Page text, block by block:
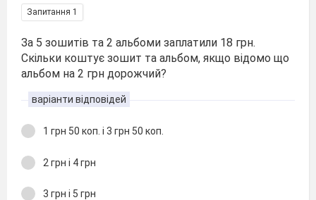
Запитання 1
За 5 зошитів та 2 альбоми заплатили 18 грн.
Скільки коштує зошит та альбом, якщо відомо що
альбом на 2 грн дорожчий?
варіанти відповідей
1 грн 50 коп. і 3 грн 50 коп.
2 грн і 4 грн
3 грн і 5 грн